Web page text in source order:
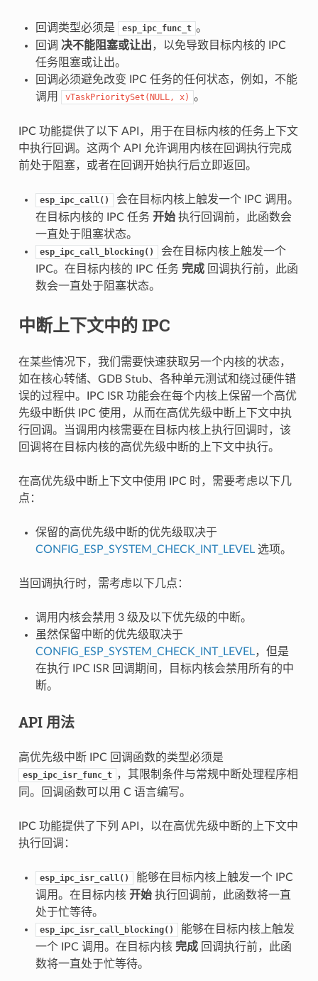
回调类型必须是 esp_ipc_func_t 。
回调 决不能阻塞或让出，以免导致目标内核的 IPC
任务阻塞或让出。
回调必须避免改变 IPC 任务的任何状态，例如，不能
调用
vTaskPrioritySet(NULL, x) 。
IPC 功能提供了以下 API，用于在目标内核的任务上下文
中执行回调。这两个 API 允许调用内核在回调执行完成
前处于阻塞，或者在回调开始执行后立即返回。
esp_ipc_call()
会在目标内核上触发一个 IPC 调用。
在目标内核的 IPC 任务 开始执行回调前，此函数会
一直处于阻塞状态。
esp_ipc_call_blocking()
会在目标内核上触发一个
IPC。在目标内核的 IPC 任务 完成回调执行前，此函
数会一直处于阻塞状态。
中断上下文中的 IPC
在某些情况下，我们需要快速获取另一个内核的状态，
如在核心转储、GDB Stub、各种单元测试和绕过硬件错
误的过程中。IPC ISR 功能会在每个内核上保留一个高优
先级中断供 IPC 使用，从而在高优先级中断上下文中执
行回调。当调用内核需要在目标内核上执行回调时，该
回调将在目标内核的高优先级中断的上下文中执行。
在高优先级中断上下文中使用 IPC 时，需要考虑以下几
点：
保留的高优先级中断的优先级取决于
CONFIG_ESP_SYSTEM_CHECK_INT_LEVEL选项。
当回调执行时，需考虑以下几点：
调用内核会禁用 3 级及以下优先级的中断。
虽然保留中断的优先级取决于
CONFIG_ESP_SYSTEM_CHECK_INT_LEVEL，但是
在执行 IPC ISR 回调期间，目标内核会禁用所有的中
断。
API 用法
高优先级中断 IPC 回调函数的类型必须是
esp_ipc_isr_func_t ，其限制条件与常规中断处理程序相
同。回调函数可以用 C 语言编写。
IPC 功能提供了下列 API，以在高优先级中断的上下文中
执行回调：
esp_ipc_isr_call()
能够在目标内核上触发一个 IPC
调用。在目标内核 开始执行回调前，此函数将一直
处于忙等待。
esp_ipc_isr_call_blocking()
能够在目标内核上触发
一个 IPC 调用。在目标内核 完成回调执行前，此函
数将一直处于忙等待。